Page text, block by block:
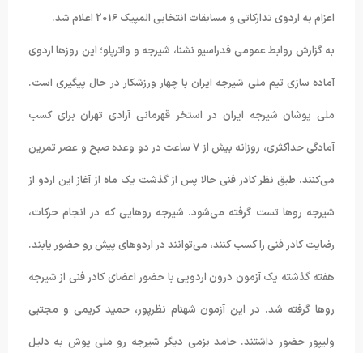
اعزام به اردوی تدارکاتی و مسابقات انتخابی المپیک 2016 اعلام شد.
به گزارش روابط عمومی فدراسیو نشنا، شیرجه و واترپلو؛ این روزها اردوی
آماده سازی تیم ملی شیرجه ایران با چهار ورزشکار در حال پیگیری است.
ملی پوشان شیرجه ایران در استخر قهرمانی آزادی تهران برای کسب
آمادگی حداکثری، روزانه بیش از ۷ ساعت در دو وعده صبح و عصر تمرین
می‌کنند. طبق نظر کادر فنی حالا پس از گذشت یک ماه از آغاز این اردو از
شیرجه روها تست گرفته می‌شود. شیرجه روهایی که در انجام حرکات،
رضایت کادر فنی را کسب کنند، می‌توانند در اردوهای پیش رو حضور یابند.
هفته گذشته یک آزمون درون اردویی با حضور اعضای کادر فنی از شیرجه
روها گرفته شد. در این آزمون شهنام نظرپور، حمید کریمی و مجتبی
ولیپور حضور داشتند. حامد بزمی دیگر شیرجه رو ملی پوش به دلیل